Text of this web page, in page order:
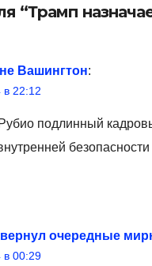
“Трамп
Вашингтон:
в 22:12
подлинный
очередные
в 00:29